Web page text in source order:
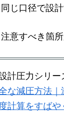
じ口径で設
意すべき箇所
計圧力シリー
な減圧方法
計算をすば